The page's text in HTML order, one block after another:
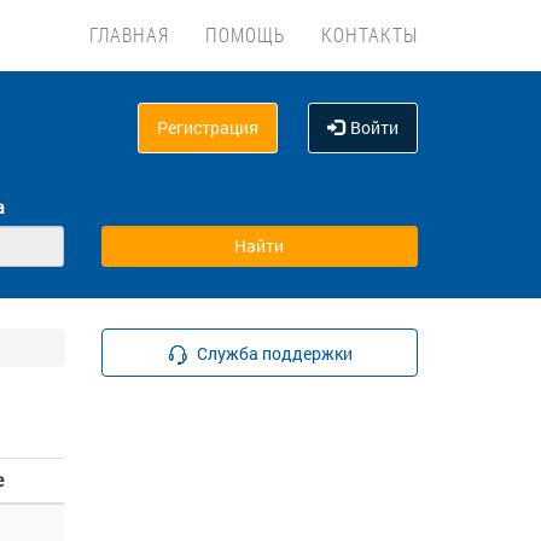
ГЛАВНАЯ ПОМОЩЬ КОНТАКТЫ
Регистрация Войти
Служба поддержки